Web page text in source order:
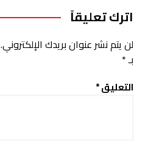
اترك تعليقاً
لن يتم نشر عنوان بريدك الإلكتروني.
بـ*
التعليق*